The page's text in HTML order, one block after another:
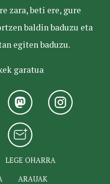
zara, beti ere, gure
baldin baduzu eta
egiten baduzu.
garatua
LEGE OHARRA
ARAUAK